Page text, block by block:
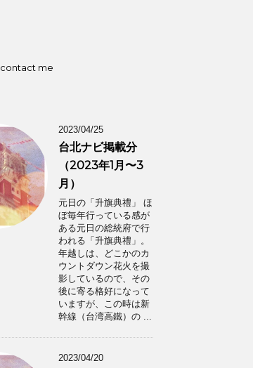
contact me
2023/04/25
台北ナビ掲載分
（2023年1月〜3
月）
元日の「升旗典禮」 ほ
ぼ毎年行っている感が
ある元日の総統府で行
われる「升旗典禮」。
年越しは、どこかのカ
ウントダウン花火を撮
影しているので、その
後に寄る格好になって
いますが、この時は新
幹線（台湾高鐵）の ...
2023/04/20